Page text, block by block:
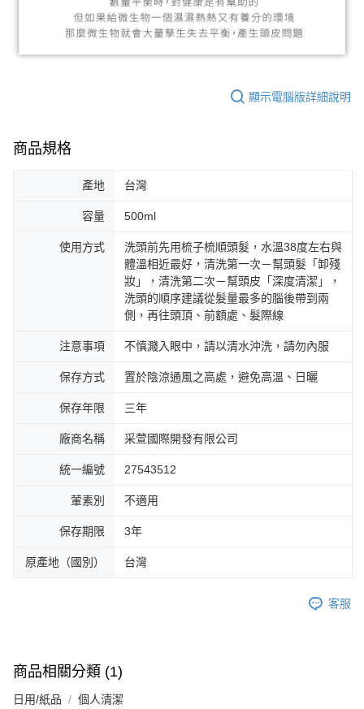
顯示電腦版詳細說明
商品規格
產地 台灣
容量 500ml
使用方式
洗頭前先用梳子梳順頭髮，水溫38度左右與
體溫相近最好，清洗第一次－幫頭髮「卸殘
妝」，清洗第二次－幫頭皮「深度清潔」，
洗頭的順序建議從髮量最多的腦後帶到兩
側，再往頭頂、前額處、髮際線
注意事項 不慎濺入眼中，請以清水沖洗，請勿內服
保存方式 置於陰涼通風之高處，避免高溫、日曬
保存年限 三年
廠商名稱 采萱國際開發有限公司
統一編號 27543512
葷素別 不適用
保存期限 3年
原產地（國別） 台灣
客服
商品相關分類 (1)
日用/紙品 個人清潔